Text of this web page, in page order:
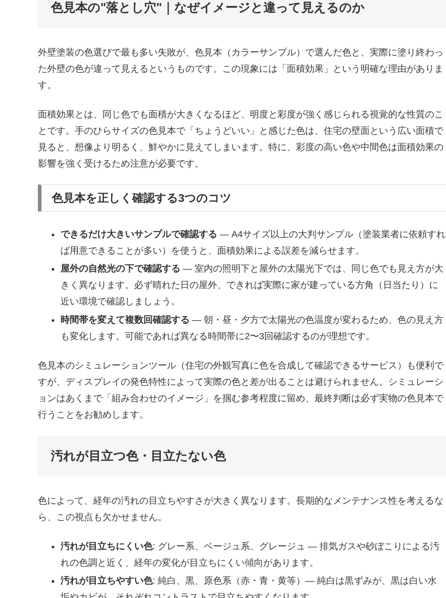
色見本の"落とし穴"｜なぜイメージと違って見えるのか
外壁塗装の色選びで最も多い失敗が、色見本（カラーサンプル）で選んだ色と、実際に塗り終わっ
た外壁の色が違って見えるというものです。この現象には「面積効果」という明確な理由がありま
す。
面積効果とは、同じ色でも面積が大きくなるほど、明度と彩度が強く感じられる視覚的な性質のこ
とです。手のひらサイズの色見本で「ちょうどいい」と感じた色は、住宅の壁面という広い面積で
見ると、想像より明るく、鮮やかに見えてしまいます。特に、彩度の高い色や中間色は面積効果の
影響を強く受けるため注意が必要です。
色見本を正しく確認する3つのコツ
できるだけ大きいサンプルで確認する — A4サイズ以上の大判サンプル（塗装業者に依頼すれ
ば用意できることが多い）を使うと、面積効果による誤差を減らせます。
屋外の自然光の下で確認する — 室内の照明下と屋外の太陽光下では、同じ色でも見え方が大
きく異なります。必ず晴れた日の屋外、できれば実際に家が建っている方角（日当たり）に
近い環境で確認しましょう。
時間帯を変えて複数回確認する — 朝・昼・夕方で太陽光の色温度が変わるため、色の見え方
も変化します。可能であれば異なる時間帯に2〜3回確認するのが理想です。
色見本のシミュレーションツール（住宅の外観写真に色を合成して確認できるサービス）も便利で
すが、ディスプレイの発色特性によって実際の色と差が出ることは避けられません。シミュレーシ
ョンはあくまで「組み合わせのイメージ」を掴む参考程度に留め、最終判断は必ず実物の色見本で
行うことをお勧めします。
汚れが目立つ色・目立たない色
色によって、経年の汚れの目立ちやすさが大きく異なります。長期的なメンテナンス性を考えるな
ら、この視点も欠かせません。
汚れが目立ちにくい色: グレー系、ベージュ系、グレージュ — 排気ガスや砂ぼこりによる汚
れの色調と近く、経年の変化が目立ちにくい傾向があります。
汚れが目立ちやすい色: 純白、黒、原色系（赤・青・黄等）— 純白は黒ずみが、黒は白い水